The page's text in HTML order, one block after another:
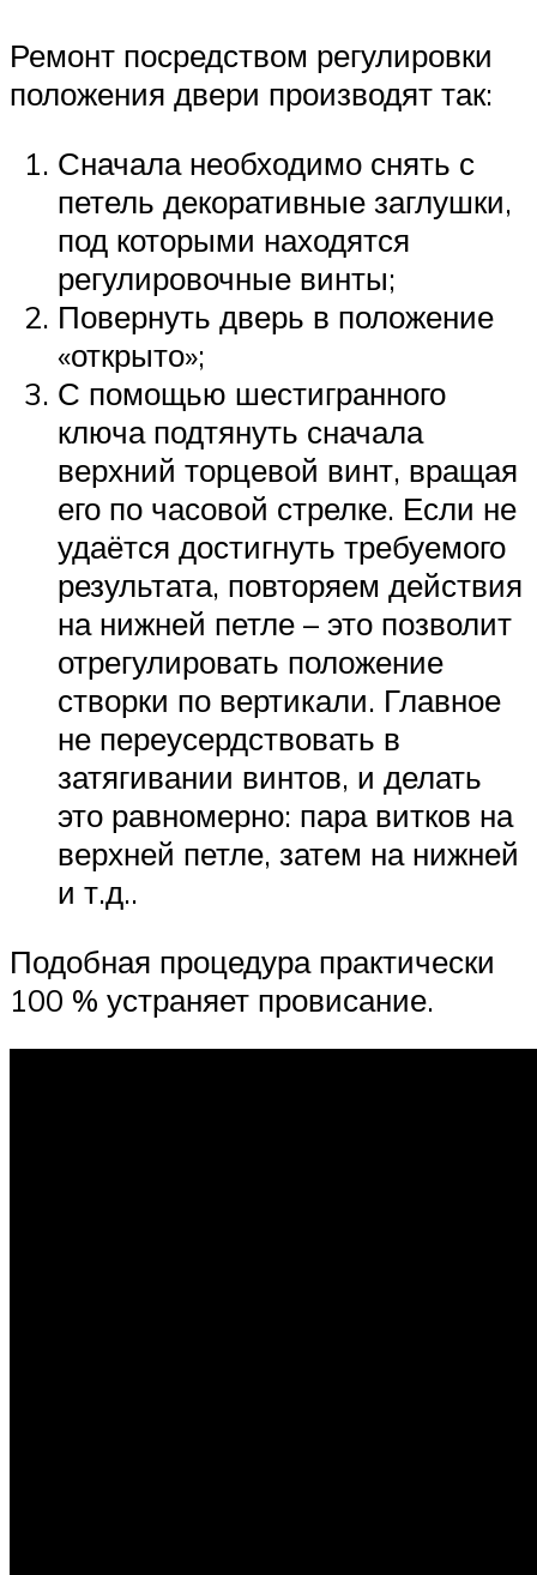
Ремонт посредством регулировки
положения двери производят так:
Сначала необходимо снять с
петель декоративные заглушки,
под которыми находятся
регулировочные винты;
Повернуть дверь в положение
«открыто»;
С помощью шестигранного
ключа подтянуть сначала
верхний торцевой винт, вращая
его по часовой стрелке. Если не
удаётся достигнуть требуемого
результата, повторяем действия
на нижней петле – это позволит
отрегулировать положение
створки по вертикали. Главное
не переусердствовать в
затягивании винтов, и делать
это равномерно: пара витков на
верхней петле, затем на нижней
и т.д..
Подобная процедура практически
100 % устраняет провисание.